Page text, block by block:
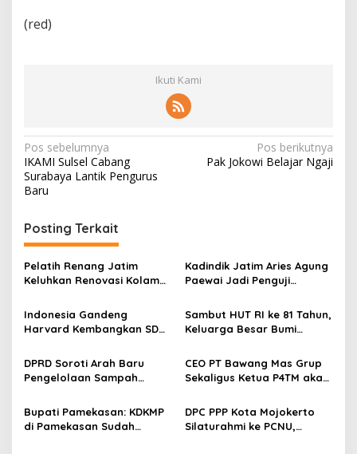
(red)
Ikuti Kami
N
a
v
i
g
a
s
i
p
s
Pos sebelumnya
IKAMI Sulsel Cabang
Surabaya Lantik Pengurus
Baru
Pos berikutnya
Pak Jokowi Belajar Ngaji
Posting Terkait
Pelatih Renang Jatim
Keluhkan Renovasi Kolam
Persiapan Menuju PON 2028
Terganggu
Kadindik Jatim Aries Agung
Paewai Jadi Penguji
Tingkat II 2026, Tekankan
Inovasi Berdampak bagi
Masyarakat
Indonesia Gandeng
Harvard Kembangkan SDM
Dunia
Sambut HUT RI ke 81 Tahun,
Keluarga Besar Bumi
Lomba
DPRD Soroti Arah Baru
Pengelolaan Sampah
TPA Benowo
CEO PT Bawang Mas Grup
Sekaligus Ketua P4TM akan
Tembakau di Madura
Bupati Pamekasan: KDKMP
di Pamekasan Sudah
DPC PPP Kota Mojokerto
Silaturahmi ke PCNU,